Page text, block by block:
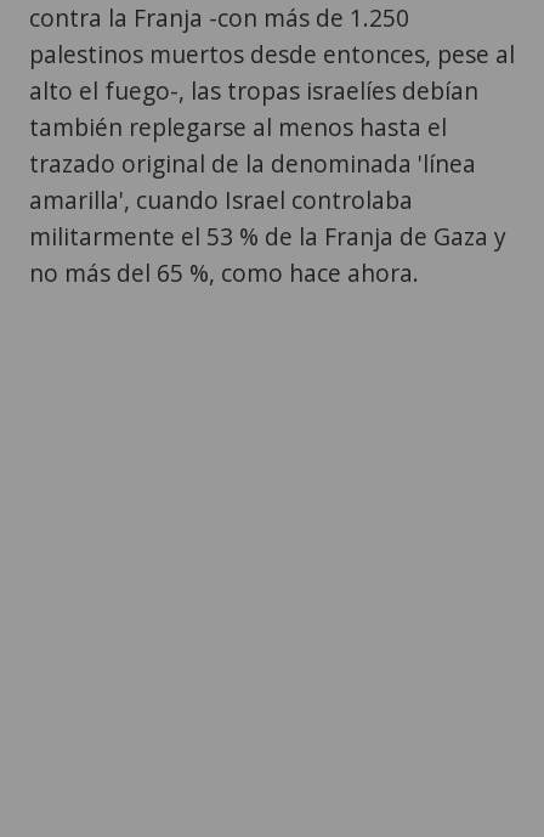
contra la Franja -con más de 1.250
palestinos muertos desde entonces, pese al
alto el fuego-, las tropas israelíes debían
también replegarse al menos hasta el
trazado original de la denominada 'línea
amarilla', cuando Israel controlaba
militarmente el 53 % de la Franja de Gaza y
no más del 65 %, como hace ahora.